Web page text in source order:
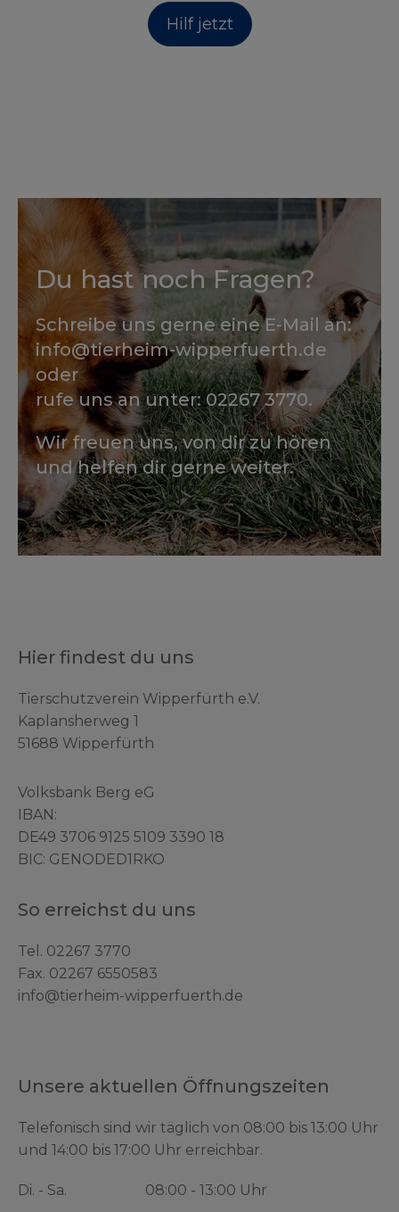
Hilf jetzt
Du hast noch Fragen?
Schreibe uns gerne eine E-Mail an:
info@tierheim-wipperfuerth.de
oder
rufe uns an unter: 02267 3770.
Wir freuen uns, von dir zu hören
und helfen dir gerne weiter.
Hier findest du uns
Tierschutzverein Wipperfürth e.V.
Kaplansherweg 1
51688 Wipperfürth
Volksbank Berg eG
IBAN:
DE49 3706 9125 5109 3390 18
BIC: GENODED1RKO
So erreichst du uns
Tel. 02267 3770
Fax. 02267 6550583
info@tierheim-wipperfuerth.de
Unsere aktuellen Öffnungszeiten
Telefonisch sind wir täglich von 08:00 bis 13:00 Uhr
und 14:00 bis 17:00 Uhr erreichbar.
Di. - Sa.
08:00 - 13:00 Uhr